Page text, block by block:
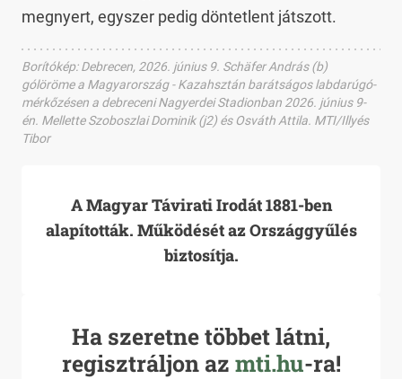
megnyert, egyszer pedig döntetlent játszott.
Borítókép:Debrecen, 2026. június 9. Schäfer András (b)
gólöröme a Magyarország - Kazahsztán barátságos labdarúgó-
mérkőzésen a debreceni Nagyerdei Stadionban 2026. június 9-
én. Mellette Szoboszlai Dominik (j2) és Osváth Attila. MTI/Illyés
Tibor
A Magyar Távirati Irodát 1881-ben
alapították. Működését az Országgyűlés
biztosítja.
Ha szeretne többet látni,
regisztráljon az mti.hu-ra!